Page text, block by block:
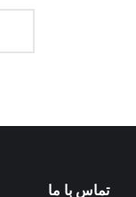
تماس با ما